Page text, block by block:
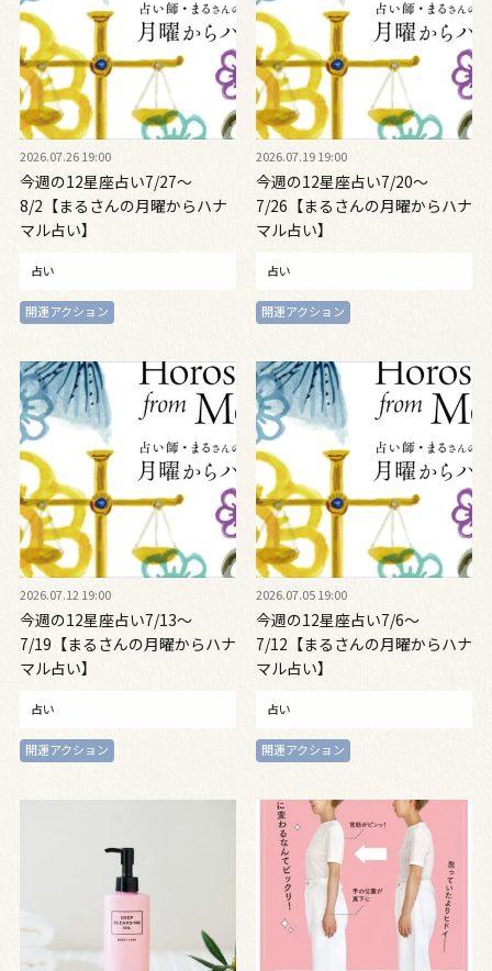
2026.07.26 19:00
今週の12星座占い7/27～
8/2【まるさんの月曜からハナ
マル占い】
占い
開運アクション
2026.07.19 19:00
今週の12星座占い7/20～
7/26【まるさんの月曜からハナ
マル占い】
占い
開運アクション
2026.07.12 19:00
今週の12星座占い7/13～
7/19【まるさんの月曜からハナ
マル占い】
占い
開運アクション
2026.07.05 19:00
今週の12星座占い7/6～
7/12【まるさんの月曜からハナ
マル占い】
占い
開運アクション